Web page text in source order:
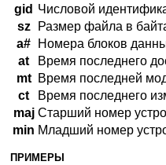
gid Числовой
sz
Размер файла в
a#
Номера блоков
at
Время последнего
mt
Время последней
ct
Время последнего
maj Старший номер
min Младший номер
ПРИМЕРЫ